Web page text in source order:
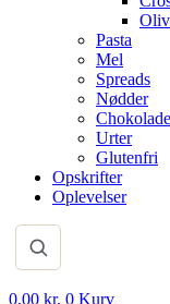
Pasta
Mel
Spreads
Nødder
Chokolade
Urter
Glutenfri
Opskrifter
Oplevelser
0,00 kr. 0 Kurv